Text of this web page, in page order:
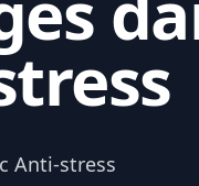
Anti-stress